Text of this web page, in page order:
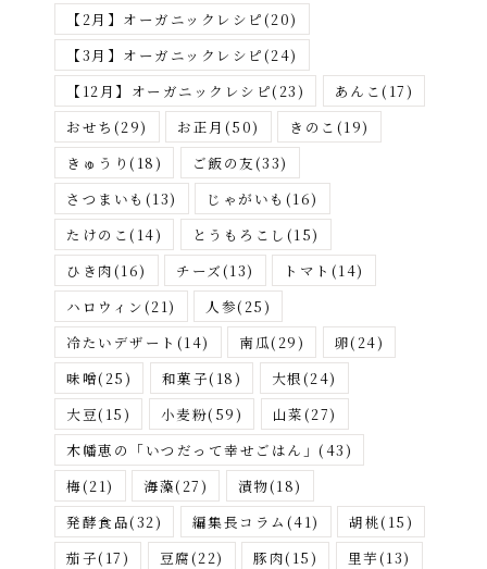
が
す
【2月】オーガニックレシピ(20)
【3月】オーガニックレシピ(24)
【12月】オーガニックレシピ(23) あんこ(17)
おせち (29) お正月 (50) きのこ (19)
きゅうり (18) ご飯の友(33)
さつまいも (13) じゃがいも (16)
たけのこ(14) とうもろこし (15)
ひき肉(16) チーズ(13) トマト (14)
ハロウィン(21) 人参(25)
冷たいデザート (14) 南瓜(29) 卵(24)
味噌(25) 和菓子(18) 大根(24)
大豆(15) 小麦粉(59) 山菜(27)
木幡恵の「いつだって幸せごはん」 (43)
梅(21) 海藻(27) 漬物(18)
発酵食品(32) 編集長コラム (41) 胡桃(15)
茄子(17) 豆腐(22) 豚肉(15) 里芋(13)